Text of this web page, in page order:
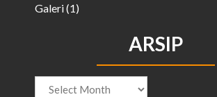
Galeri(1)
ARSIP